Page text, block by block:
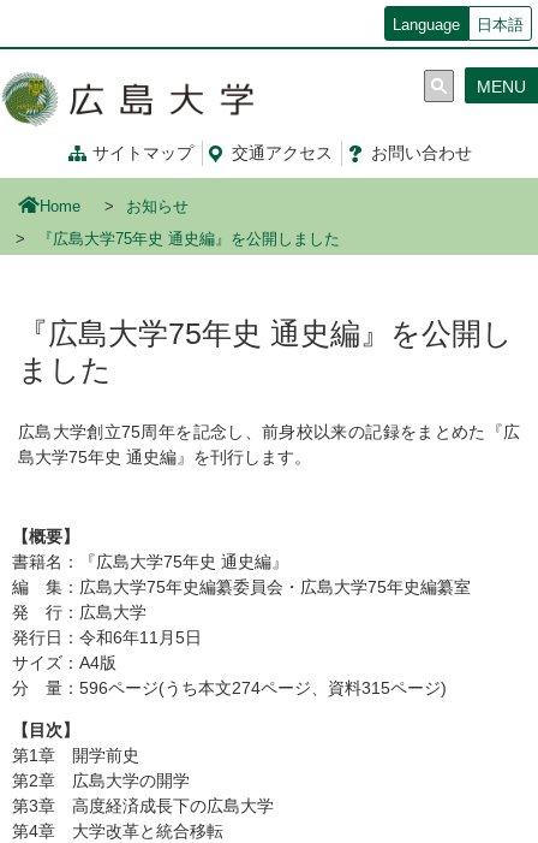
コ
ン
移
Language 日本語
サイトマップ 交通アクセス お問い合わせ
MENU
Home
お知らせ
『広島大学75年史 通史編』を公開しました
『広島大学75年史 通史編』を公開し
ました
広島大学創立75周年を記念し、前身校以来の記録をまとめた『広
島大学75年史 通史編』を刊行します。
【概要】
書籍名：『広島大学75年史 通史編』
編 集：広島大学75年史編纂委員会・広島大学75年史編纂室
発 行：広島大学
発行日：令和6年11月5日
サイズ：A4版
分 量：596ページ(うち本文274ページ、資料315ページ)
【目次】
第1章 開学前史
第2章 広島大学の開学
第3章 高度経済成長下の広島大学
第4章 大学改革と統合移転